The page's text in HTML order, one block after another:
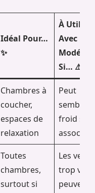
Idéal Pour…
✨
À Utiliser
Avec
Si… ⚠️
Chambres à
coucher,
espaces de
relaxation
Peut
sembler
froid si
associé
Toutes
chambres,
surtout si
Les verts
trop vifs
peuvent